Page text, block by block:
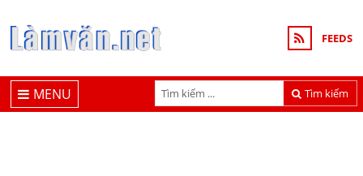
FEEDS
Tìm kiếm
MENU